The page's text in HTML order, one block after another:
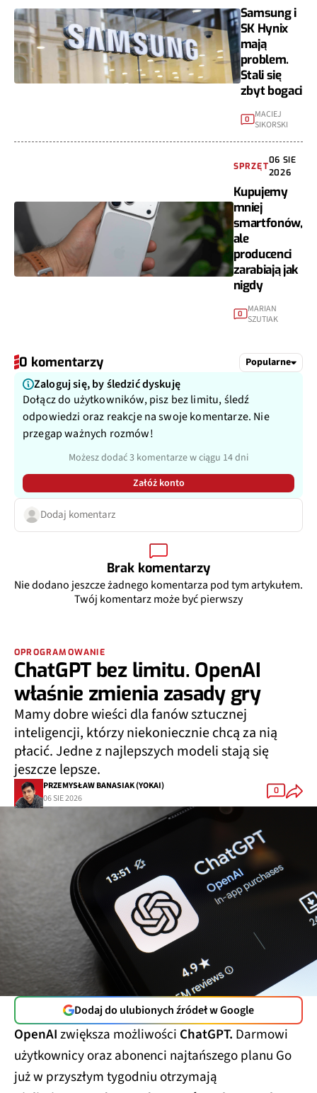
Samsung i
SK Hynix
mają
problem.
Stali się
zbyt bogaci
0 MACIEJ
SIKORSKI
SPRZĘT
06 SIE
2026
Kupujemy
mniej
smartfonów,
ale
producenci
zarabiają jak
nigdy
0 MARIAN
SZUTIAK
0 komentarzy Popularne
Zaloguj się, by śledzić dyskuję
Dołącz do użytkowników, pisz bez limitu, śledź
odpowiedzi oraz reakcje na swoje komentarze. Nie
przegap ważnych rozmów!
Możesz dodać 3 komentarze w ciągu 14 dni
Załóż konto
Dodaj komentarz
Brak komentarzy
Nie dodano jeszcze żadnego komentarza pod tym artykułem.
Twój komentarz może być pierwszy
OPROGRAMOWANIE
ChatGPT bez limitu. OpenAI
właśnie zmienia zasady gry
Mamy dobre wieści dla fanów sztucznej
inteligencji, którzy niekoniecznie chcą za nią
płacić. Jedne z najlepszych modeli stają się
jeszcze lepsze.
PRZEMYSŁAW BANASIAK (YOKAI)
06 SIE 2026
0
Dodaj do ulubionych źródeł w Google
OpenAIzwiększa możliwości ChatGPT. Darmowi
użytkownicy oraz abonenci najtańszego planu Go
już w przyszłym tygodniu otrzymają